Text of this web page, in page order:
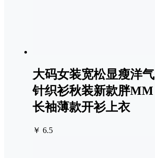
大码女装宽松显瘦洋气
针织衫秋装新款胖MM
长袖薄款开衫上衣
￥ 6.5